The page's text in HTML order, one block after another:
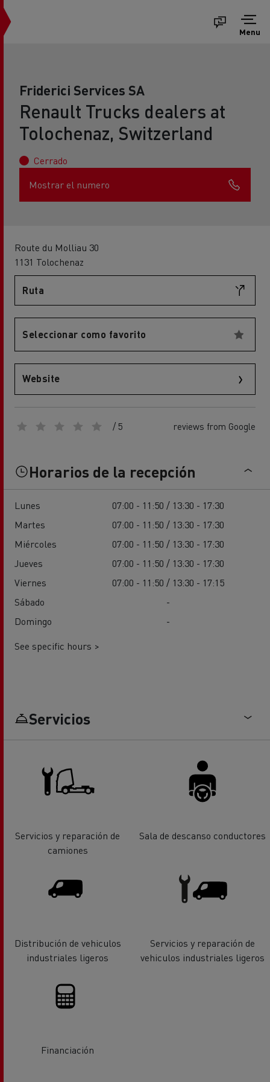
Menu
Friderici Services SA
Renault Trucks dealers at
Tolochenaz, Switzerland
Cerrado
Mostrar el numero
Route du Molliau 30
1131 Tolochenaz
Ruta
Seleccionar como favorito
Website
/ 5 reviews from Google
Horarios de la recepción
Lunes
07:00 - 11:50 / 13:30 - 17:30
Martes
07:00 - 11:50 / 13:30 - 17:30
Miércoles
07:00 - 11:50 / 13:30 - 17:30
Jueves
07:00 - 11:50 / 13:30 - 17:30
Viernes
07:00 - 11:50 / 13:30 - 17:15
Sábado
-
Domingo
-
See specific hours >
Servicios
Servicios y reparación de
camiones
Sala de descanso conductores
Distribución de vehiculos
industriales ligeros
Servicios y reparación de
vehiculos industriales ligeros
Financiación